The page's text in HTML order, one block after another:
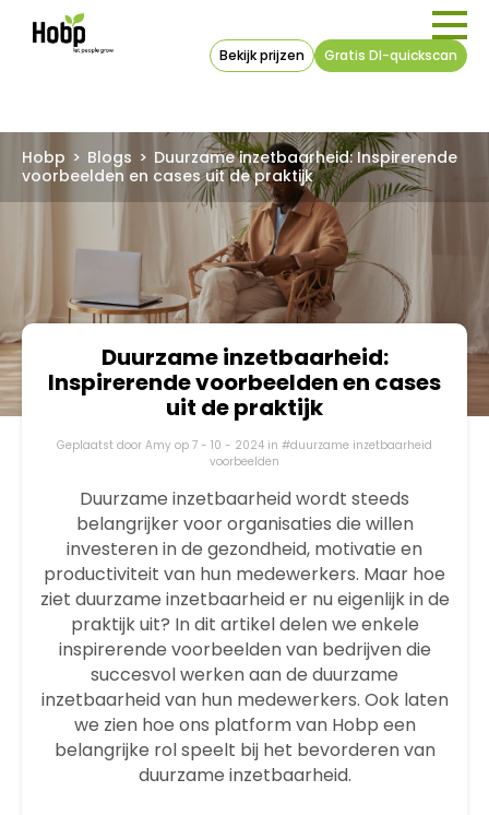
Bekijk prijzen Gratis DI-quickscan
Hobp > Blogs > Duurzame inzetbaarheid: Inspirerende
voorbeelden en cases uit de praktijk
Duurzame inzetbaarheid:
Inspirerende voorbeelden en cases
uit de praktijk
Geplaatst door Amy op 7 - 10 - 2024 in #duurzame inzetbaarheid
voorbeelden
Duurzame inzetbaarheid wordt steeds
belangrijker voor organisaties die willen
investeren in de gezondheid, motivatie en
productiviteit van hun medewerkers. Maar hoe
ziet duurzame inzetbaarheid er nu eigenlijk in de
praktijk uit? In dit artikel delen we enkele
inspirerende voorbeelden van bedrijven die
succesvol werken aan de duurzame
inzetbaarheid van hun medewerkers. Ook laten
we zien hoe ons platform van Hobp een
belangrijke rol speelt bij het bevorderen van
duurzame inzetbaarheid.